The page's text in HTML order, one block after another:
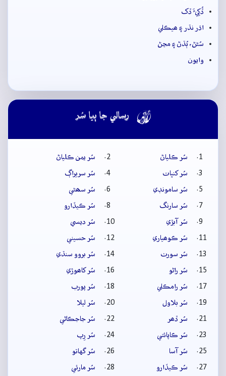
ڏُکِيءَ ڏک
اڌر نڌر ۽ ھيڪلي
سُڻڻ، ٻُڌڻ ۽ مڃڻ
وايون
 رسالي جا ٻيا سُر
سُر ڪلياڻ
سُر يمن ڪلياڻ
سُر کنڀات
سُر سريراڳ
سُر سامونڊي
سُر سھڻي
سُر سارنگ
سُر ڪيڏارو
سُر آبڙي
سُر ديسي
سُر ڪوھياري
سُر حسيني
سُر سورٺ
سُر بروو سنڌي
سُر راڻو
سُر کاھوڙي
سُر رامڪلي
سُر پورب
سُر بلاول
سُر ليلا
سُر ڏھر
سُر جاجڪاڻي
سُر ڪاپائتي
سُر رِپ
سُر آسا
سُر گهاتو
سُر ڪيڏارو
سُر مارئي